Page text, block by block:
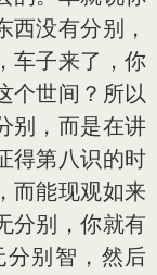
西没有分别，
车子来了，你
个世间？所以
别，而是在讲
得第八识的时
而能现观如来
分别，你就有
别智，然后